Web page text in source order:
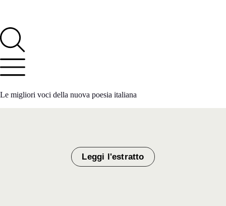
Le migliori voci della nuova poesia italiana
Leggi l'estratto